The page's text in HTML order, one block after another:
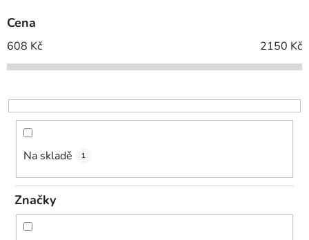
p
r
o
d
k
t
Cena
608 Kč 2150 Kč
Na skladě 1
Značky